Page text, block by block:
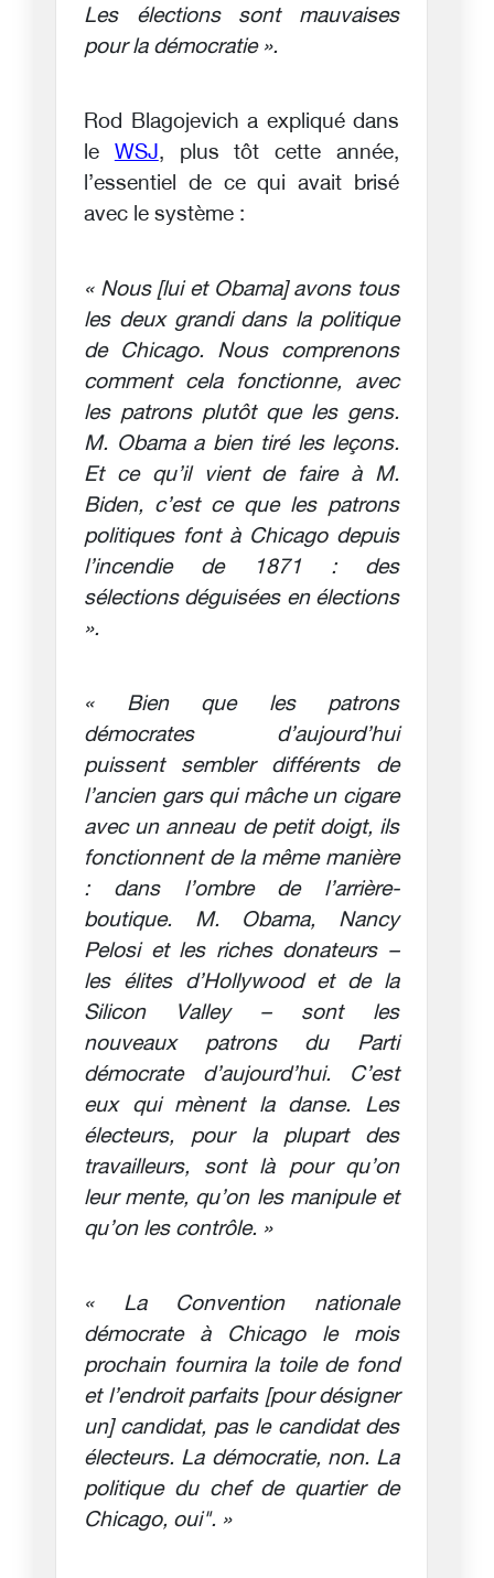
Les élections sont mauvaises
pour la démocratie ».
Rod Blagojevich a expliqué dans
leWSJ, plus tôt cette année,
l’essentiel de ce qui avait brisé
avec le système :
« Nous [lui et Obama] avons tous
les deux grandi dans la politique
de Chicago. Nous comprenons
comment cela fonctionne, avec
les patrons plutôt que les gens.
M. Obama a bien tiré les leçons.
Et ce qu’il vient de faire à M.
Biden, c’est ce que les patrons
politiques font à Chicago depuis
l’incendie de 1871 : des
sélections déguisées en élections
».
« Bien que les patrons
démocrates d’aujourd’hui
puissent sembler différents de
l’ancien gars qui mâche un cigare
avec un anneau de petit doigt, ils
fonctionnent de la même manière
: dans l’ombre de l’arrière-
boutique. M. Obama, Nancy
Pelosi et les riches donateurs –
les élites d’Hollywood et de la
Silicon Valley – sont les
nouveaux patrons du Parti
démocrate d’aujourd’hui. C’est
eux qui mènent la danse. Les
électeurs, pour la plupart des
travailleurs, sont là pour qu’on
leur mente, qu’on les manipule et
qu’on les contrôle. »
« La Convention nationale
démocrate à Chicago le mois
prochain fournira la toile de fond
et l’endroit parfaits [pour désigner
un] candidat, pas le candidat des
électeurs. La démocratie, non. La
politique du chef de quartier de
Chicago, oui". »